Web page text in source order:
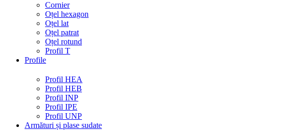
Cornier
Oțel hexagon
Oțel lat
Oțel patrat
Oțel rotund
Profil T
Profile
Profil HEA
Profil HEB
Profil INP
Profil IPE
Profil UNP
Armături și plase sudate